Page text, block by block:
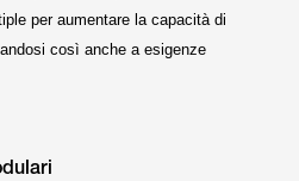
per aumentare la capacità di
così anche a esigenze